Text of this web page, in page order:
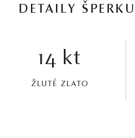
DETAILY ŠPERKU
14 kt
ŽLUTÉ ZLATO